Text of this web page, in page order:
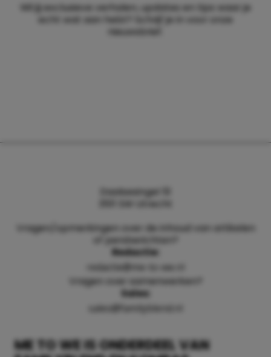
Wil jij exclusieve verhalen, updates en tips waar je
echt wat aan hebt? Schrijf je in voor onze
nieuwsbrief.
ME TO WE IS ONDERDEEL VAN
Daalsesingel 51
3511 SW Utrecht
Vragen/opmerkingen over de inhoud van artikelen
of persberichten?
Redactie:
redactie@me-to-we.nl
Vragen over samenwerken?
Sales:
sales@familyblend.nl